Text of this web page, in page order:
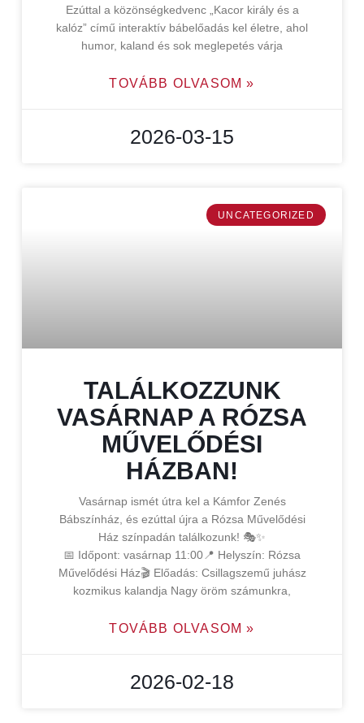
Ezúttal a közönségkedvenc „Kacor király és a
kalóz” című interaktív bábelőadás kel életre, ahol
humor, kaland és sok meglepetés várja
TOVÁBB OLVASOM »
2026-03-15
UNCATEGORIZED
TALÁLKOZZUNK
VASÁRNAP A RÓZSA
MŰVELŐDÉSI
HÁZBAN!
Vasárnap ismét útra kel a Kámfor Zenés
Bábszínház, és ezúttal újra a Rózsa Művelődési
Ház színpadán találkozunk! 🎭✨
📅 Időpont: vasárnap 11:00📍 Helyszín: Rózsa
Művelődési Ház🎬 Előadás: Csillagszemű juhász
kozmikus kalandja Nagy öröm számunkra,
TOVÁBB OLVASOM »
2026-02-18